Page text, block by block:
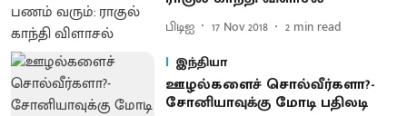
பிடிஐ 17 Nov 2018 2 min read
இந்தியா
ஊழல்களைச் சொல்வீர்களா?-
சோனியாவுக்கு மோடி பதிலடி